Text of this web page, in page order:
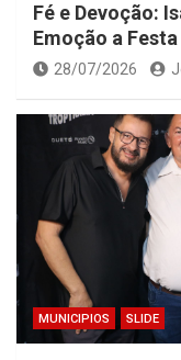
Fé e Devoção:
Emoção a
28/07/2026
MUNICIPIOS SLIDE